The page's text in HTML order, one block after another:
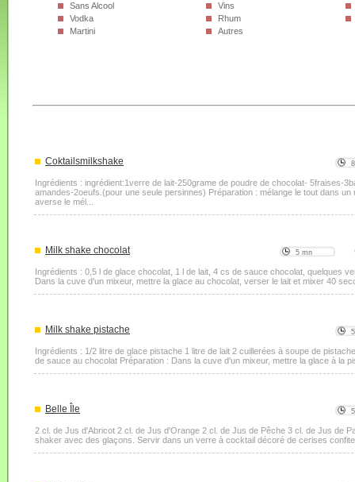
Sans Alcool
Vins
Vodka
Rhum
Martini
Autres
Coktailsmilkshake
Ingrédients : ingrédient:1verre de lait-250grame de poudre de chocolat- 5fraises-
amandes-2oeufs.(pour une seule persinnes) Préparation : mélange le tout dans
averse le mél...
Milk shake chocolat 5 mn
Ingrédients : 0,5 l de glace chocolat, 1 l de lait, 4 cs de sauce chocolat, quelques
Dans la cuve d'un mixeur, mettre la glace au chocolat, verser le lait et mixer 40
Milk shake pistache
Ingrédients : 1/2 litre de glace pistache 1 litre de lait 2 cuillerées à soupe de
de sauce au chocolat Préparation : Dans la cuve d'un mixeur, mettre la glace à la
Belle Île
2 cl. de Jus d'Abricot 2 cl. de Jus d'Orange 2 cl. de Jus de Pêche 3 cl. de Jus de
shaker avec des glaçons. Servir dans un verre à cocktail décoré de cerises